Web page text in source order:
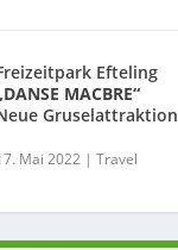
Efteling
MACBRE“
Gruselattraktion
Mai 2022| Travel